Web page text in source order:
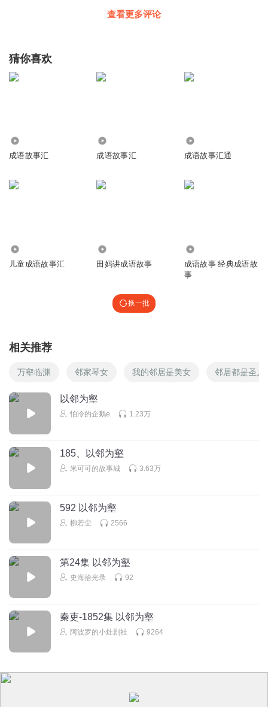
回复
查看更多评论
猜你喜欢
成语故事汇 成语故事汇 成语故事汇通
儿童成语故事汇 田妈讲成语故事
成语故事 经典成语故
事
换一批
相关推荐
万壑临渊 邻家琴女 我的邻居是美女 邻居都是圣人
以邻为壑
怕冷的企鹅e 1.23万
185、以邻为壑
米可可的故事城 3.63万
592 以邻为壑
柳若尘 2566
第24集 以邻为壑
史海拾光录 92
秦吏-1852集 以邻为壑
阿波罗的小灶剧社 9264